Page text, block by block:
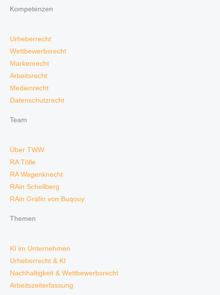
Kompetenzen
Urheberrecht
Wettbewerbsrecht
Markenrecht
Arbeitsrecht
Medienrecht
Datenschutzrecht
Team
Über TWW
RA Tölle
RA Wagenknecht
RAin Schellberg
RAin Gräfin von Buqouy
Themen
KI im Unternehmen
Urheberrecht & KI
Nachhaltigkeit & Wettbewerbsrecht
Arbeitszeiterfassung